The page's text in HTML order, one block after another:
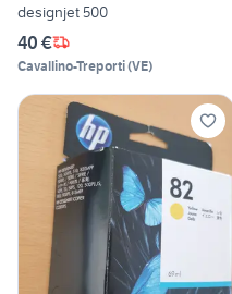
designjet 500
40 €
Cavallino-Treporti(VE)